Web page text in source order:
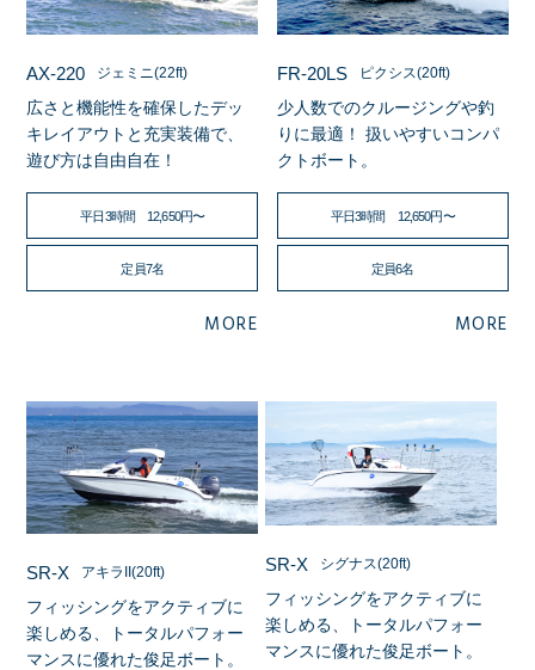
AX-220 ジェミニ(22ft)
広さと機能性を確保したデッ
キレイアウトと充実装備で、
遊び方は自由自在！
平日3時間 12,650円〜
定員7名
MORE
FR-20LS ピクシス(20ft)
少人数でのクルージングや釣
りに最適！ 扱いやすいコンパ
クトボート。
平日3時間 12,650円〜
定員6名
MORE
SR-X アキラII(20ft)
フィッシングをアクティブに
楽しめる、トータルパフォー
マンスに優れた俊足ボート。
SR-X シグナス(20ft)
フィッシングをアクティブに
楽しめる、トータルパフォー
マンスに優れた俊足ボート。